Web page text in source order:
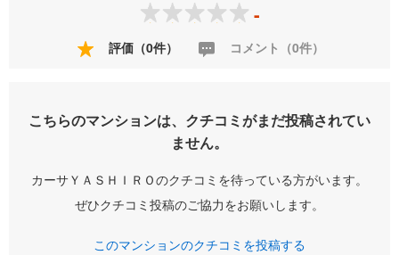
-
評価（0件） コメント（0件）
こちらのマンションは、クチコミがまだ投稿されてい
ません。
カーサＹＡＳＨＩＲＯのクチコミを待っている方がいます。
ぜひクチコミ投稿のご協力をお願いします。
このマンションのクチコミを投稿する